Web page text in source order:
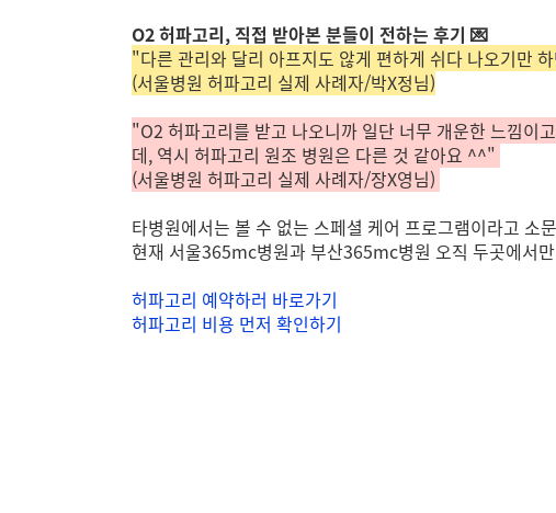
O2 허파고리, 직접 받아본 분들이 전하는 후기 💌
"다른 관리와 달리 아프지도 않게 편하게 쉬다 나오기만
(서울병원 허파고리 실제 사례자/박X정님)
"O2 허파고리를 받고 나오니까 일단 너무 개운한 느낌이
데, 역시 허파고리 원조 병원은 다른 것 같아요 ^^"
(서울병원 허파고리 실제 사례자/장X영님)
타병원에서는 볼 수 없는 스페셜 케어 프로그램이라고 소
현재 서울365mc병원과 부산365mc병원 오직 두곳에서
허파고리 예약하러 바로가기
허파고리 비용 먼저 확인하기